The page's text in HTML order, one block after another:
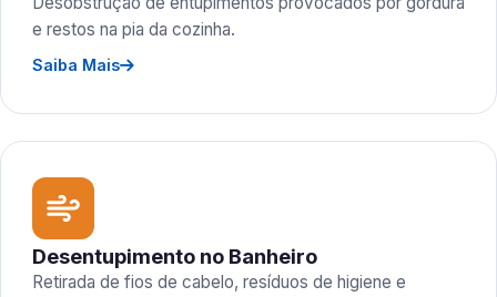
e restos na pia da cozinha.
Saiba Mais
Desentupimento no Banheiro
Retirada de fios de cabelo, resíduos de higiene e